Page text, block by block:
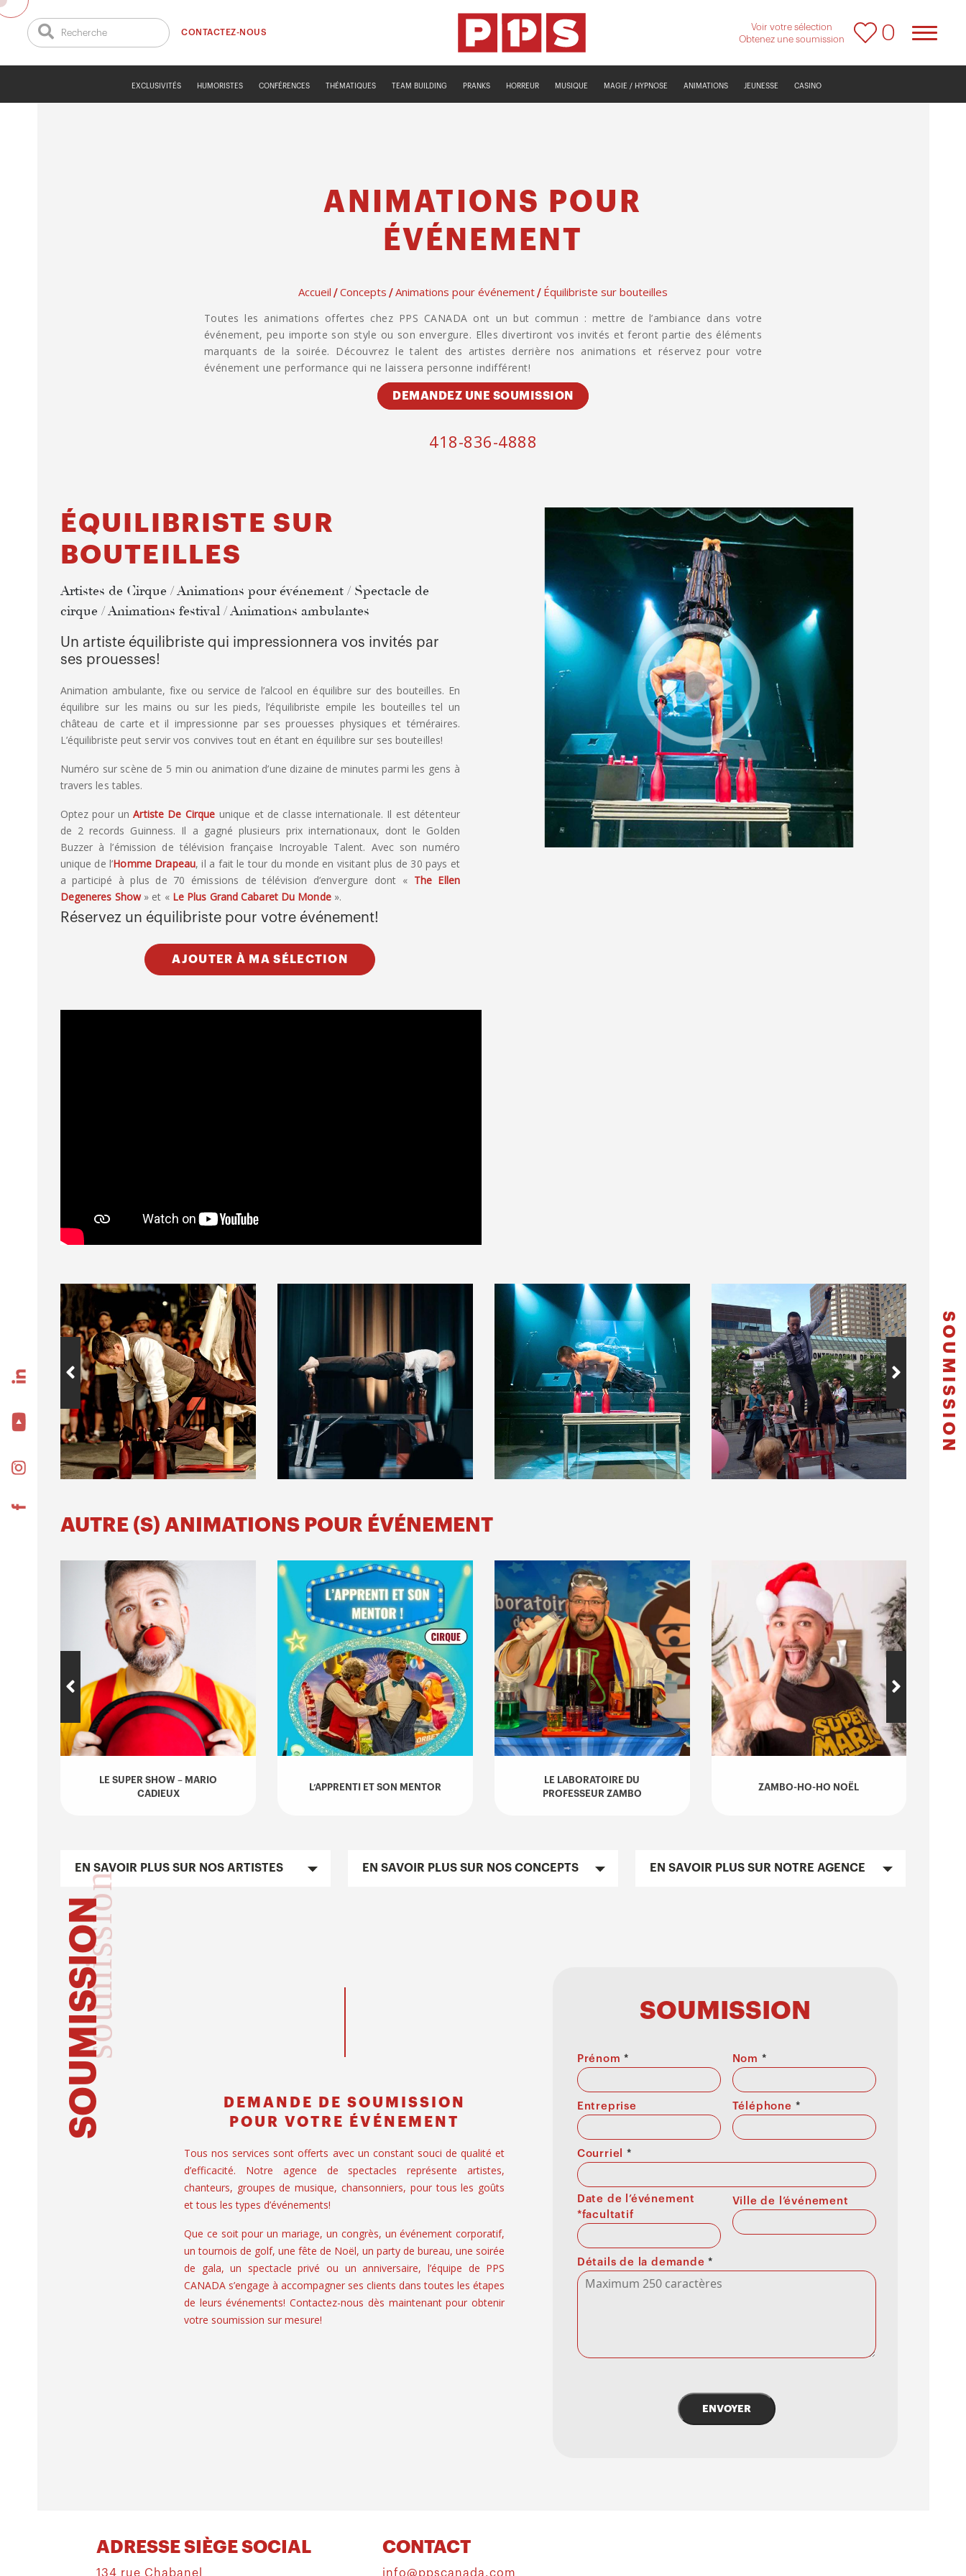
CONTACTEZ-NOUS
Voir votre sélection
Obtenez une soumission
0
EXCLUSIVITÉS HUMORISTES CONFÉRENCES THÉMATIQUES TEAM BUILDING PRANKS HORREUR MUSIQUE MAGIE / HYPNOSE ANIMATIONS JEUNESSE CASINO
SOUMISSION
ANIMATIONS POUR
ÉVÉNEMENT
Accueil / Concepts / Animations pour événement / Équilibriste sur bouteilles
Toutes les animations offertes chez PPS CANADA ont un but commun : mettre de l’ambiance dans votre
événement, peu importe son style ou son envergure. Elles divertiront vos invités et feront partie des éléments
marquants de la soirée. Découvrez le talent des artistes derrière nos animations et réservez pour votre
événement une performance qui ne laissera personne indifférent!
DEMANDEZ UNE SOUMISSION
418-836-4888
ÉQUILIBRISTE SUR
BOUTEILLES
Artistes de Cirque / Animations pour événement / Spectacle de
cirque / Animations festival / Animations ambulantes
Un artiste équilibriste qui impressionnera vos invités par
ses prouesses!
Animation ambulante, fixe ou service de l’alcool en équilibre sur des bouteilles. En
équilibre sur les mains ou sur les pieds, l’équilibriste empile les bouteilles tel un
château de carte et il impressionne par ses prouesses physiques et téméraires.
L’équilibriste peut servir vos convives tout en étant en équilibre sur ses bouteilles!
Numéro sur scène de 5 min ou animation d’une dizaine de minutes parmi les gens à
travers les tables.
Optez pour unArtiste De Cirque unique et de classe internationale. Il est détenteur
de 2 records Guinness. Il a gagné plusieurs prix internationaux, dont le Golden
Buzzer à l’émission de télévision française Incroyable Talent. Avec son numéro
unique de l’Homme Drapeau, il a fait le tour du monde en visitant plus de 30 pays et
a participé à plus de 70 émissions de télévision d’envergure dont « The Ellen
Degeneres Show» et « Le Plus Grand Cabaret Du Monde».
Réservez un équilibriste pour votre événement!
AJOUTER À MA SÉLECTION
AUTRE (S) ANIMATIONS POUR ÉVÉNEMENT
LE SUPER SHOW – MARIO
CADIEUX
L’APPRENTI ET SON MENTOR
LE LABORATOIRE DU
PROFESSEUR ZAMBO
ZAMBO-HO-HO NOËL
EN SAVOIR PLUS SUR NOS ARTISTES EN SAVOIR PLUS SUR NOS CONCEPTS EN SAVOIR PLUS SUR NOTRE AGENCE
SOUMISSION
soumission
DEMANDE DE SOUMISSION
POUR VOTRE ÉVÉNEMENT
Tous nos services sont offerts avec un constant souci de qualité et
d’efficacité. Notre agence de spectacles représente artistes,
chanteurs, groupes de musique, chansonniers, pour tous les goûts
et tous les types d’événements!
Que ce soit pour un mariage, un congrès, un événement corporatif,
un tournois de golf, une fête de Noël, un party de bureau, une soirée
de gala, un spectacle privé ou un anniversaire, l’équipe de PPS
CANADA s’engage à accompagner ses clients dans toutes les étapes
de leurs événements! Contactez-nous dès maintenant pour obtenir
votre soumission sur mesure!
SOUMISSION
Prénom* Nom *
Entreprise Téléphone *
Courriel *
Date de l’événement
*facultatif
Ville de l’événement
Détails de la demande*
ENVOYER
ADRESSE SIÈGE SOCIAL
134 rue Chabanel
CONTACT
info@ppscanada.com